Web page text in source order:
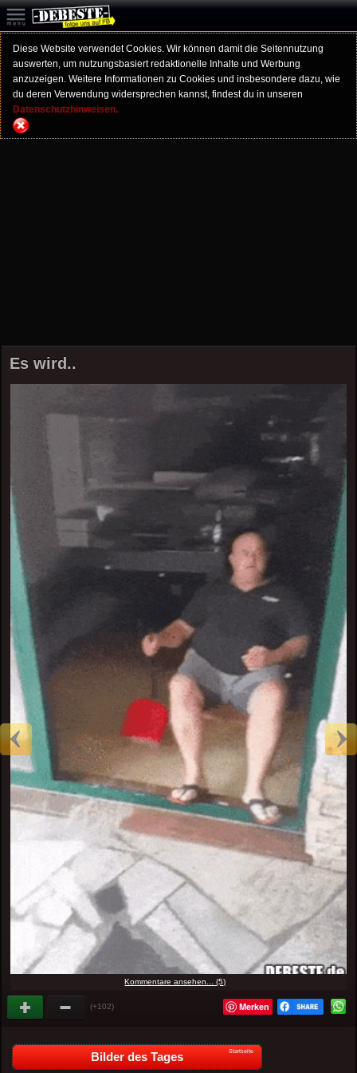
Diese Website verwendet Cookies. Wir können damit die Seitennutzung
auswerten, um nutzungsbasiert redaktionelle Inhalte und Werbung
anzuzeigen. Weitere Informationen zu Cookies und insbesondere dazu, wie
du deren Verwendung widersprechen kannst, findest du in unseren
Datenschutzhinweisen.
Es wird..
Kommentare ansehen... (5)
(+102) Merken
Bilder des Tages Startseite